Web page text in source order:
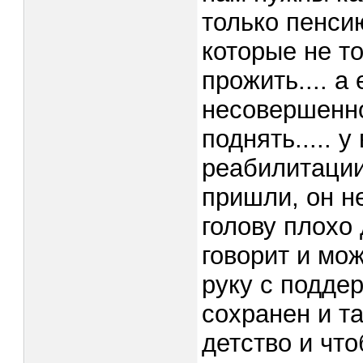
только
которые не
прожить....
поднять..... у
пришли, он
голову
говорит и
руку с
сохранен и
детство и